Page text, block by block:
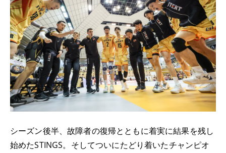
シーズン後半、故障者の復帰とともに着実に結果を残し
始めたSTINGS。そしてついにたどり着いたチャンピオ